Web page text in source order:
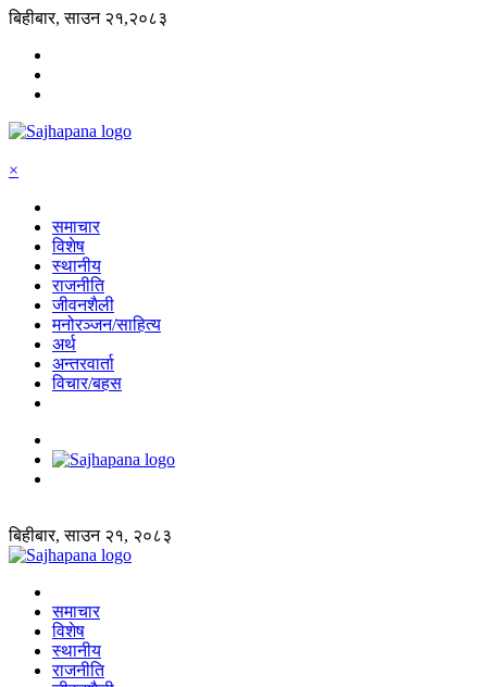
बिहीबार, साउन २१,२०८३
×
समाचार
विशेष
स्थानीय
राजनीति
जीवनशैली
मनोरञ्जन/साहित्य
अर्थ
अन्तरवार्ता
विचार/बहस
बिहीबार, साउन २१, २०८३
समाचार
विशेष
स्थानीय
राजनीति